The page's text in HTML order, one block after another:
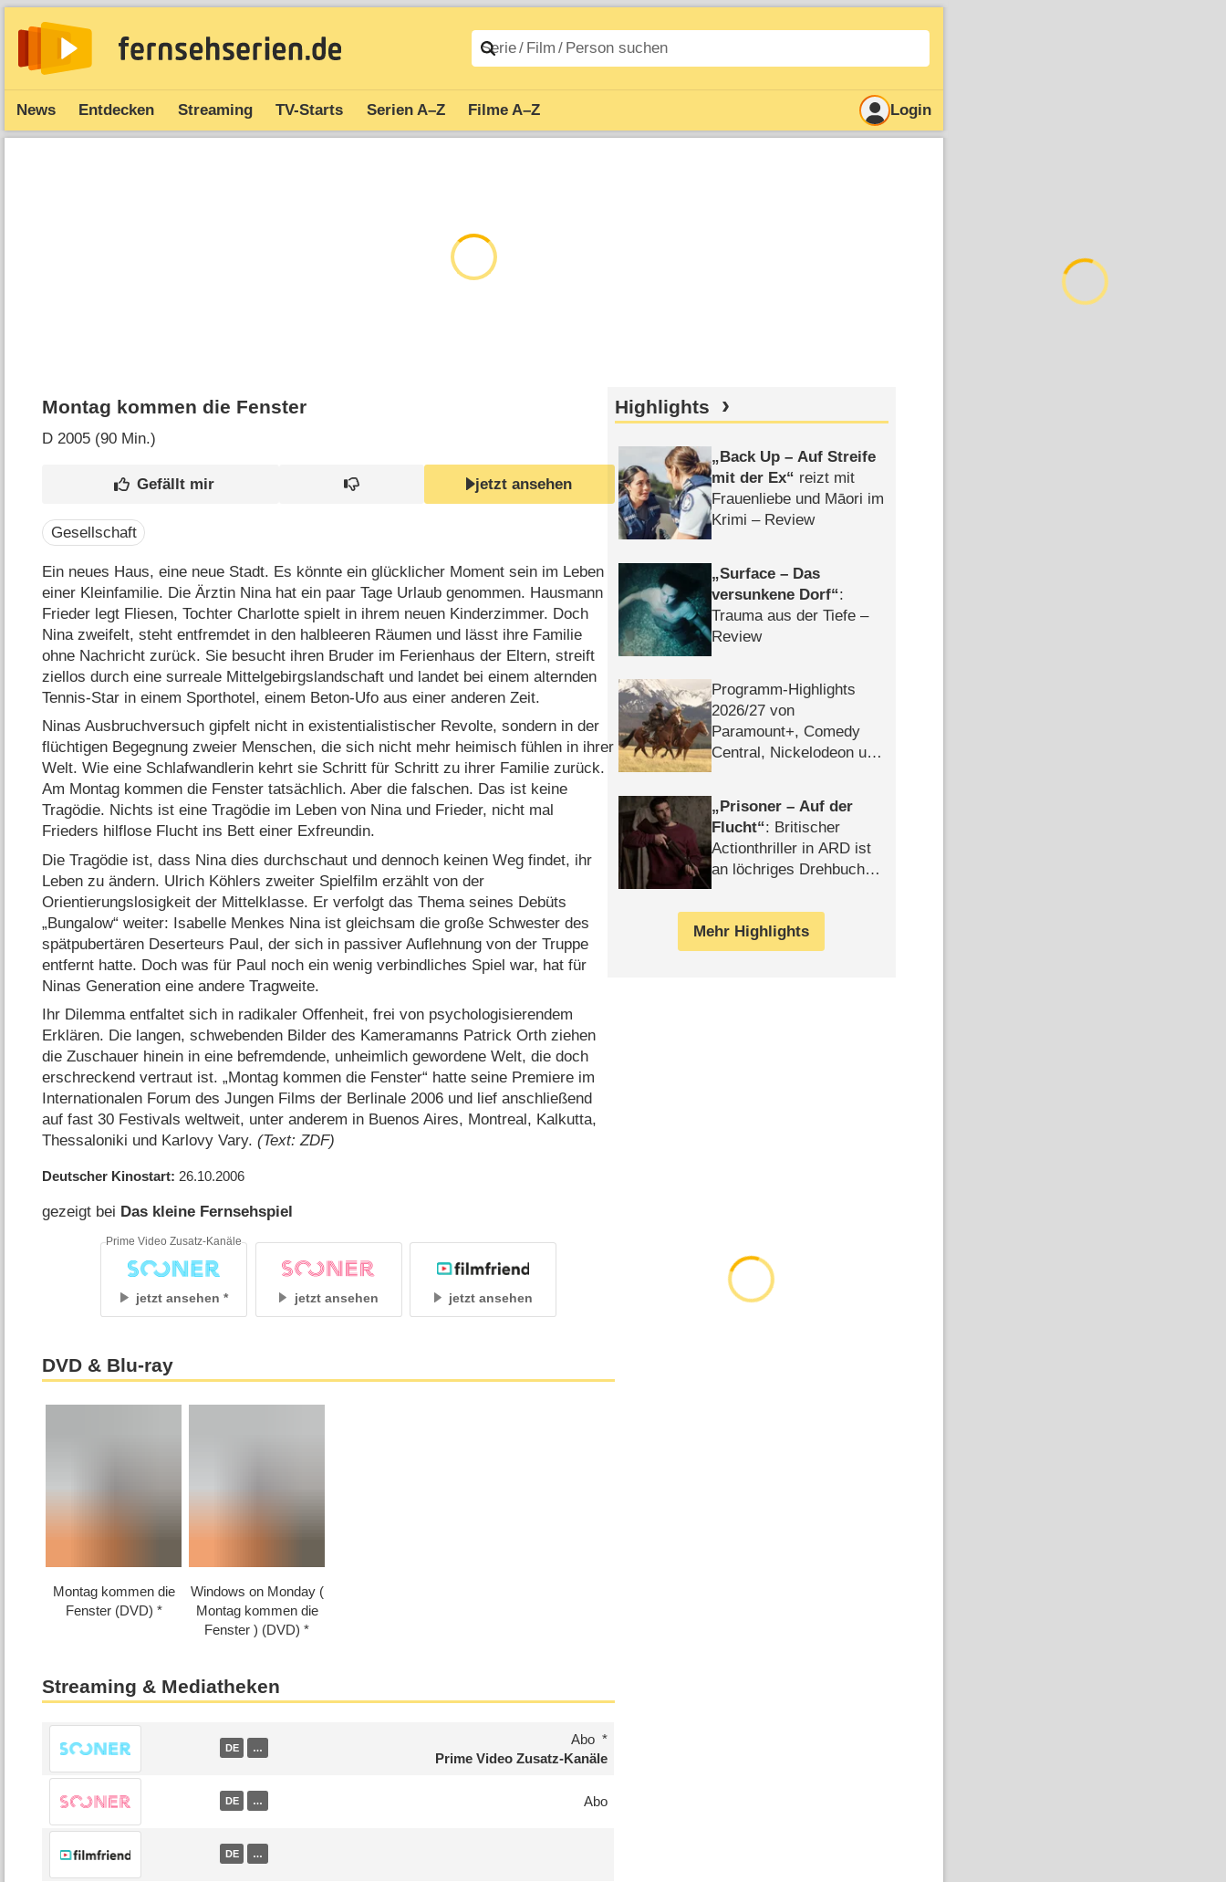
News Entdecken Streaming TV-Starts Serien A–Z Filme A–Z Login
Montag kommen die Fenster
D 2005 (90 Min.)
jetzt ansehen
Gesellschaft
Ein neues Haus, eine neue Stadt. Es könnte ein glücklicher Moment sein im Leben
einer Kleinfamilie. Die Ärztin Nina hat ein paar Tage Urlaub genommen. Hausmann
Frieder legt Fliesen, Tochter Charlotte spielt in ihrem neuen Kinderzimmer. Doch
Nina zweifelt, steht entfremdet in den halbleeren Räumen und lässt ihre Familie
ohne Nachricht zurück. Sie besucht ihren Bruder im Ferienhaus der Eltern, streift
ziellos durch eine surreale Mittelgebirgslandschaft und landet bei einem alternden
Tennis-Star in einem Sporthotel, einem Beton-Ufo aus einer anderen Zeit.
Ninas Ausbruchversuch gipfelt nicht in existentialistischer Revolte, sondern in der
flüchtigen Begegnung zweier Menschen, die sich nicht mehr heimisch fühlen in ihrer
Welt. Wie eine Schlafwandlerin kehrt sie Schritt für Schritt zu ihrer Familie zurück.
Am Montag kommen die Fenster tatsächlich. Aber die falschen. Das ist keine
Tragödie. Nichts ist eine Tragödie im Leben von Nina und Frieder, nicht mal
Frieders hilflose Flucht ins Bett einer Exfreundin.
Die Tragödie ist, dass Nina dies durchschaut und dennoch keinen Weg findet, ihr
Leben zu ändern. Ulrich Köhlers zweiter Spielfilm erzählt von der
Orientierungslosigkeit der Mittelklasse. Er verfolgt das Thema seines Debüts
„Bungalow“ weiter: Isabelle Menkes Nina ist gleichsam die große Schwester des
spätpubertären Deserteurs Paul, der sich in passiver Auflehnung von der Truppe
entfernt hatte. Doch was für Paul noch ein wenig verbindliches Spiel war, hat für
Ninas Generation eine andere Tragweite.
Ihr Dilemma entfaltet sich in radikaler Offenheit, frei von psychologisierendem
Erklären. Die langen, schwebenden Bilder des Kameramanns Patrick Orth ziehen
die Zuschauer hinein in eine befremdende, unheimlich gewordene Welt, die doch
erschreckend vertraut ist. „Montag kommen die Fenster“ hatte seine Premiere im
Internationalen Forum des Jungen Films der Berlinale 2006 und lief anschließend
auf fast 30 Festivals weltweit, unter anderem in Buenos Aires, Montreal, Kalkutta,
Thessaloniki und Karlovy Vary.(Text: ZDF)
Deutscher Kinostart 26.10.2006
gezeigt bei Das kleine Fernsehspiel
jetzt ansehen
Prime Video Zusatz-Kanäle
jetzt ansehen jetzt ansehen
DVD & Blu-ray
Montag kommen die
Fenster (DVD)
Windows on Monday (
Montag kommen die
Fenster ) (DVD)
Streaming & Mediatheken
DE …
Abo
Prime Video Zusatz-Kanäle
DE … Abo
DE …
Highlights
Back Up – Auf Streife
mit der Ex
reizt mit
Frauenliebe und Māori im
Krimi – Review
Surface – Das
versunkene Dorf :
Trauma aus der Tiefe –
Review
Programm-Highlights
2026/​27 von
Paramount+, Comedy
Central, Nickelodeon und
Prisoner – Auf der
Flucht : Britischer
Actionthriller in ARD ist
an löchriges Drehbuch
Mehr Highlights